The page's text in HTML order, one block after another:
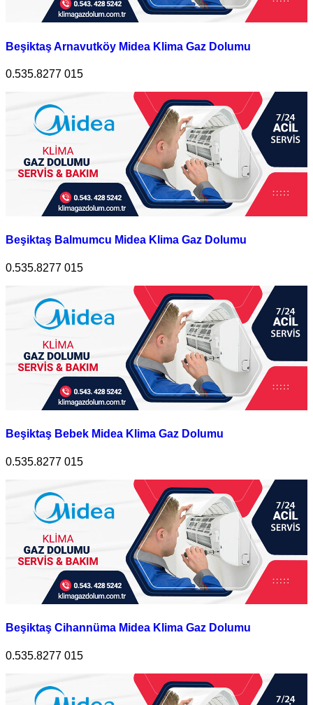
Beşiktaş Arnavutköy Midea Klima Gaz Dolumu
0.535.8277 015
Beşiktaş Balmumcu Midea Klima Gaz Dolumu
0.535.8277 015
Beşiktaş Bebek Midea Klima Gaz Dolumu
0.535.8277 015
Beşiktaş Cihannüma Midea Klima Gaz Dolumu
0.535.8277 015